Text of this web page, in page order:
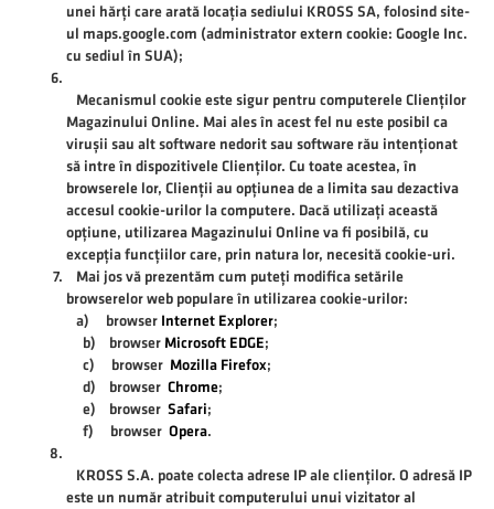
unei hărți care arată locația sediului KROSS SA, folosind site-
ul maps.google.com (administrator extern cookie: Google Inc.
cu sediul în SUA);
Mecanismul cookie este sigur pentru computerele Clienților
Magazinului Online. Mai ales în acest fel nu este posibil ca
virușii sau alt software nedorit sau software rău intenționat
să intre în dispozitivele Clienților. Cu toate acestea, în
browserele lor, Clienții au opțiunea de a limita sau dezactiva
accesul cookie-urilor la computere. Dacă utilizați această
opțiune, utilizarea Magazinului Online va fi posibilă, cu
excepția funcțiilor care, prin natura lor, necesită cookie-uri.
Mai jos vă prezentăm cum puteți modifica setările
browserelor web populare în utilizarea cookie-urilor:
a) browser Internet Explorer;
b) browser Microsoft EDGE;
c) browser Mozilla Firefox;
d) browser Chrome;
e) browser Safari;
f) browser Opera.
KROSS S.A. poate colecta adrese IP ale clienților. O adresă IP
este un număr atribuit computerului unui vizitator al